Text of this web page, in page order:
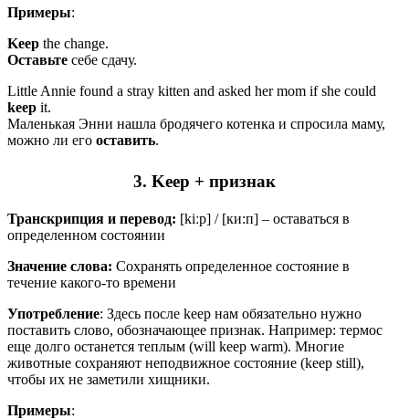
Примеры:
Keep the change.
Оставьте себе сдачу.
Little Annie found a stray kitten and asked her mom if she could
keep it.
Маленькая Энни нашла бродячего котенка и спросила маму,
можно ли его оставить.
3. Keep + признак
Транскрипция и перевод: [kiːp] / [ки:п] – оставаться в
определенном состоянии
Значение слова: Сохранять определенное состояние в
течение какого-то времени
Употребление: Здесь после keep нам обязательно нужно
поставить слово, обозначающее признак. Например: термос
еще долго останется теплым (will keep warm). Многие
животные сохраняют неподвижное состояние (keep still),
чтобы их не заметили хищники.
Примеры: